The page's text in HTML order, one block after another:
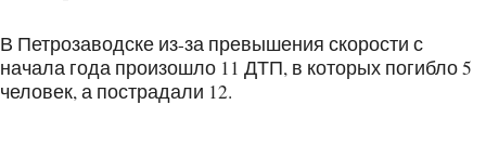
В Петрозаводске из-за превышения скорости с
начала года произошло 11 ДТП, в которых погибло 5
человек, а пострадали 12.